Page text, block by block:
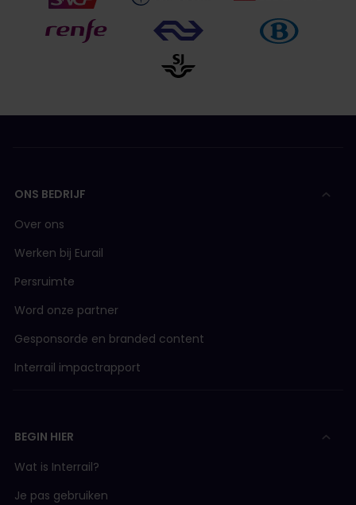
ONS BEDRIJF
Over ons
Werken bij Eurail
Persruimte
Word onze partner
Gesponsorde en branded content
Interrail impactrapport
BEGIN HIER
Wat is Interrail?
Je pas gebruiken